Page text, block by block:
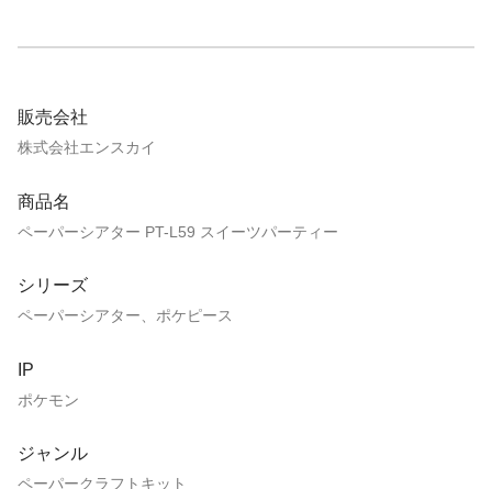
販売会社
株式会社エンスカイ
商品名
ペーパーシアター PT-L59 スイーツパーティー
シリーズ
ペーパーシアター、ポケピース
IP
ポケモン
ジャンル
ペーパークラフトキット